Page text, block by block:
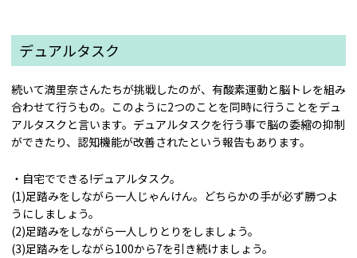
デュアルタスク
続いて満里奈さんたちが挑戦したのが、有酸素運動と脳トレを組み
合わせて行うもの。このように2つのことを同時に行うことをデュ
アルタスクと言います。デュアルタスクを行う事で脳の委縮の抑制
ができたり、認知機能が改善されたという報告もあります。
・自宅でできる!デュアルタスク。
(1)足踏みをしながら一人じゃんけん。どちらかの手が必ず勝つよ
うにしましょう。
(2)足踏みをしながら一人しりとりをしましょう。
(3)足踏みをしながら100から7を引き続けましょう。